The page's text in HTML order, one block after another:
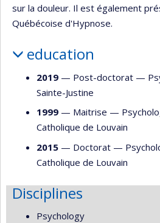
sur la douleur. Il est également
Québécoise d'Hypnose.
education
2019 — Post-doctorat —
Sainte-Justine
1999 — Maitrise —
Catholique de Louvain
2015 — Doctorat —
Catholique de Louvain
Disciplines
Psychology